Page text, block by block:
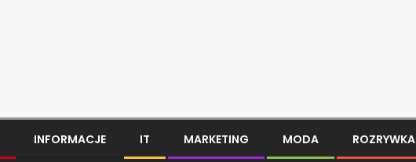
INFORMACJE IT MARKETING MODA ROZRYWKA